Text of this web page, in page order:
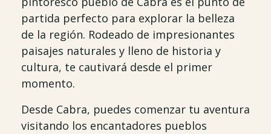
partida perfecto para explorar la belleza
de la región. Rodeado de impresionantes
paisajes naturales y lleno de historia y
cultura, te cautivará desde el primer
momento.
Desde Cabra, puedes comenzar tu aventura
visitando los encantadores pueblos